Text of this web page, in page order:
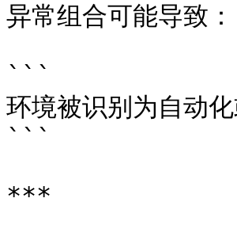
异常组合可能导致：
```
环境被识别为自动
```
***